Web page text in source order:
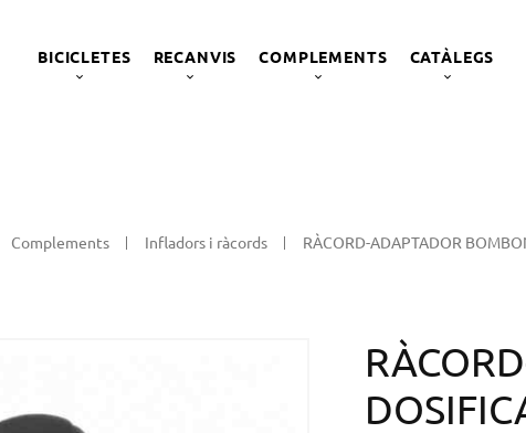
BICICLETES RECANVIS COMPLEMENTS CATÀLEGS
Complements Infladors i ràcords RÀCORD-ADAPTADOR